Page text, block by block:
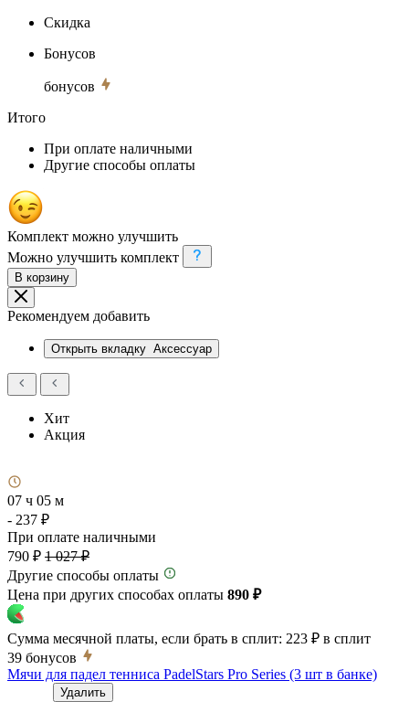
Скидка
Бонусов
бонусов
Итого
При оплате наличными
Другие способы оплаты
Комплект можно улучшить
Можно улучшить комплект
В корзину
Рекомендуем добавить
Открыть вкладку Аксессуар
Хит
Акция
07 ч 05 м
- 237 ₽
При оплате наличными
790 ₽ 1 027 ₽
Другие способы оплаты
Цена при других способах оплаты 890 ₽
Сумма месячной платы, если брать в сплит: 223 ₽ в сплит
39 бонусов
Мячи для падел тенниса PadelStars Pro Series (3 шт в банке)
Удалить